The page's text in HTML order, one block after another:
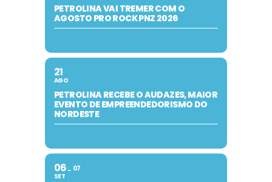
PETROLINA VAI TREMER COM O
AGOSTO PRO ROCK PNZ 2026
21
AGO
PETROLINA RECEBE O AUDAZES, MAIOR
EVENTO DE EMPREENDEDORISMO DO
NORDESTE
06
SET
07